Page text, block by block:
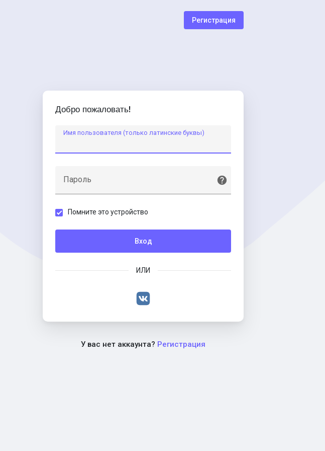
Регистрация
Добро пожаловать!
Имя пользователя (только латинские буквы)
Пароль
Помните это устройство
Вход
ИЛИ
У вас нет аккаунта? Регистрация